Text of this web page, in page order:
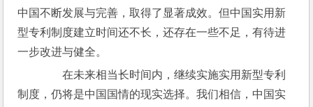
中国不断发展与完善，取得了显著成效。但中国实用新
型专利制度建立时间还不长，还存在一些不足，有待进
一步改进与健全。
在未来相当长时间内，继续实施实用新型专利
制度，仍将是中国国情的现实选择。我们相信，中国实